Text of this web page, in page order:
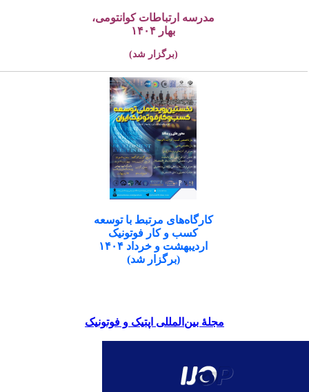
مدرسه ارتباطات کوانتومی،
بهار ۱۴۰۴
(برگزار شد)
کارگاه‌های مرتبط با توسعه
کسب و کار فوتونیک
اردیبهشت و خرداد ۱۴۰۴
(برگزار شد)
مجلۀ بین‌المللی اپتیک و فوتونیک